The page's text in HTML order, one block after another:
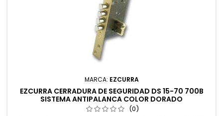
MARCA: EZCURRA
EZCURRA CERRADURA DE SEGURIDAD DS 15-70 700B
SISTEMA ANTIPALANCA COLOR DORADO
(0)